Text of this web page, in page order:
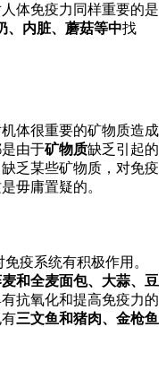
体免疫力同样重要的是
、内脏、蘑菇等中找
体很重要的矿物质造成
由于矿物质缺乏引起的
乏某些矿物质，对免疫
毋庸置疑的。
疫系统有积极作用。
和全麦面包、大蒜、豆
抗氧化和提高免疫力的
有三文鱼和猪肉、金枪鱼